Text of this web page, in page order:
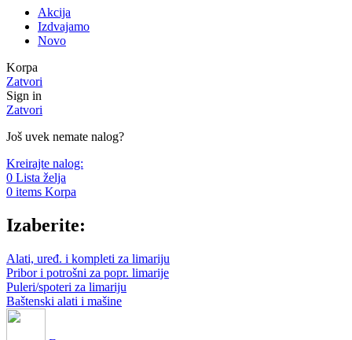
Akcija
Izdvajamo
Novo
Korpa
Zatvori
Sign in
Zatvori
Još uvek nemate nalog?
Kreirajte nalog:
0 Lista želja
0 items Korpa
Izaberite:
Alati, uređ. i kompleti za limariju
Pribor i potrošni za popr. limarije
Puleri/spoteri za limariju
Baštenski alati i mašine